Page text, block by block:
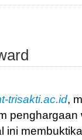
trisakti.ac.id,
ini